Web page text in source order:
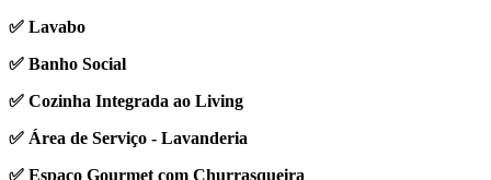
✅ Lavabo
✅ Banho Social
✅ Cozinha Integrada ao Living
✅ Área de Serviço - Lavanderia
✅ Espaço Gourmet com Churrasqueira